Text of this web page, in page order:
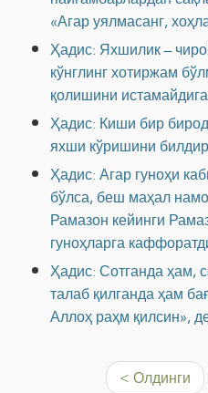
«Агар уялмасанг,
Ҳадис: Яхшилик –
кўнглинг хотиржам
қолишини
Ҳадис: Киши бир
яхши кўришини
Ҳадис: Агар гуноҳи
бўлса, беш маҳал
Рамазон кейинги
гуноҳларга
Ҳадис: Сотганда ҳам,
талаб қилганда ҳам
Аллоҳ раҳм қилсин»,
< Олдинги